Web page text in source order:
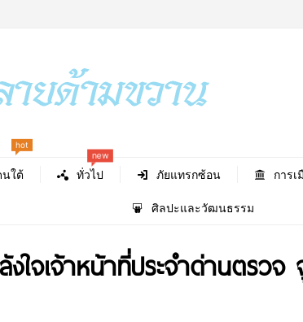
ใต้
hot
ทั่วไป
new
ภัยแทรกซ้อน การเ
ศิลปะและวัฒนธรรม
ใจเจ้าหน้าที่ประจำด่านตรว